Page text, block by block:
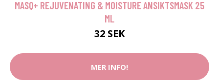
MASQ+ REJUVENATING & MOISTURE ANSIKTSMASK 25
ML
32 SEK
MER INFO!